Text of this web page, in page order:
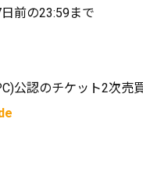
前の23:59まで
公認のチケット2次売